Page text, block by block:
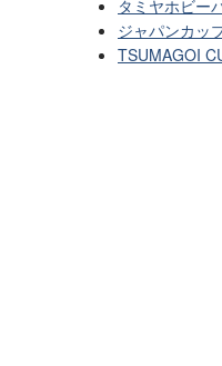
タミヤホビー
ジャパンカッ
TSUMAGOI